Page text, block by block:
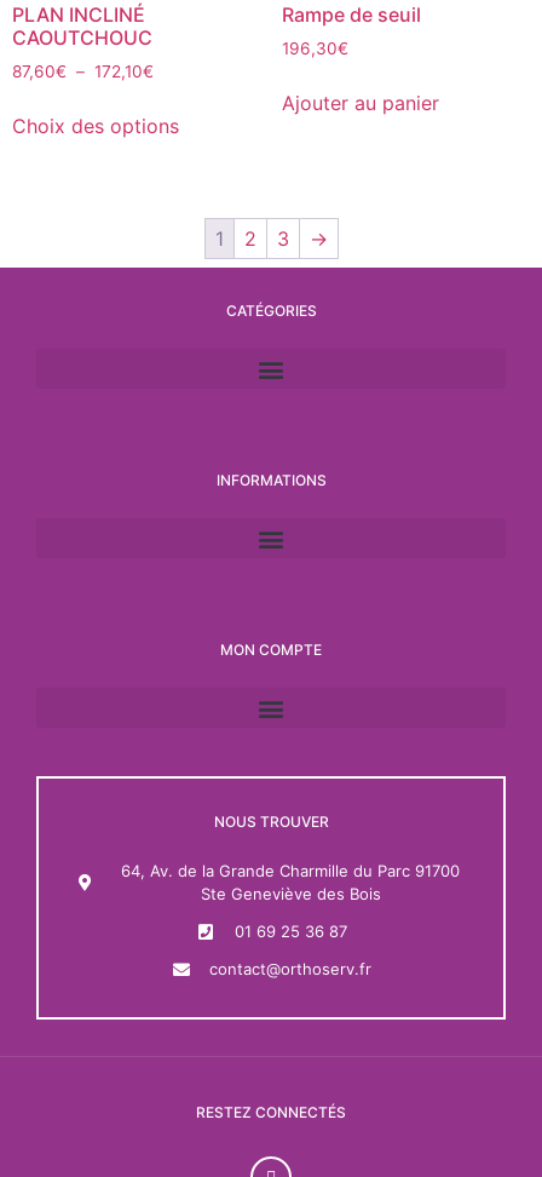
PLAN INCLINÉ
CAOUTCHOUC
87,60€ – 172,10€
Choix des options
Rampe de seuil
196,30€
Ajouter au panier
1 2 3 →
CATÉGORIES
INFORMATIONS
MON COMPTE
NOUS TROUVER
64, Av. de la Grande Charmille du Parc 91700
Ste Geneviève des Bois
01 69 25 36 87
contact@orthoserv.fr
RESTEZ CONNECTÉS